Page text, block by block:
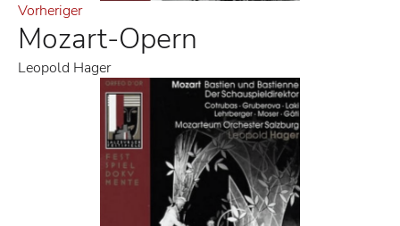
Vorheriger
Mozart-Opern
Leopold Hager